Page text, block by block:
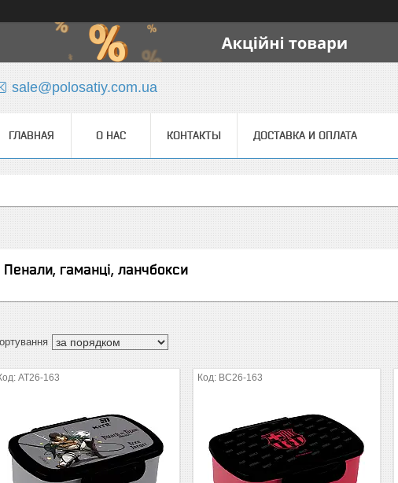
sale@polosatiy.com.ua
ГЛАВНАЯ О НАС КОНТАКТЫ ДОСТАВКА И ОПЛАТА
Пенали, гаманці, ланчбокси
AT26-163 BC26-163